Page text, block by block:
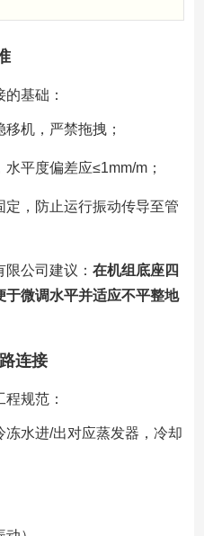
基础：
机，严禁拖拽；
平度偏差应≤1mm/m；
，防止运行振动传导至管
公司建议： 在机组底座四
于微调水平并适应不平整地
连接
规范：
冻水进/出对应蒸发器，冷却